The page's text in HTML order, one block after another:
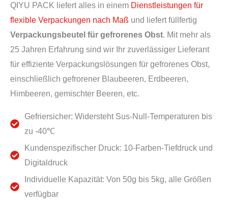
QIYU PACK liefert alles in einem Dienstleistungen für
flexible Verpackungen nach Maß und liefert füllfertig
Verpackungsbeutel für gefrorenes Obst. Mit mehr als
25 Jahren Erfahrung sind wir Ihr zuverlässiger Lieferant
für effiziente Verpackungslösungen für gefrorenes Obst,
einschließlich gefrorener Blaubeeren, Erdbeeren,
Himbeeren, gemischter Beeren, etc.
Gefriersicher: Widersteht Sus-Null-Temperaturen bis
zu -40℃
Kundenspezifischer Druck: 10-Farben-Tiefdruck und
Digitaldruck
Individuelle Kapazität: Von 50g bis 5kg, alle Größen
verfügbar